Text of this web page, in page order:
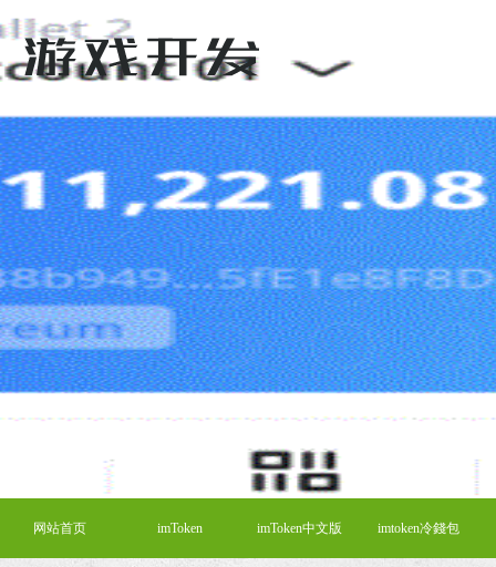
网站首页 imToken imToken中文版 imtoken冷錢包